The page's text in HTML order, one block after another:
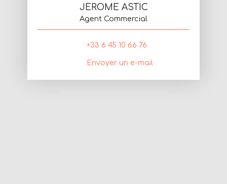
JEROME ASTIC
Agent Commercial
+33 6 45 10 66 76
Envoyer un e-mail